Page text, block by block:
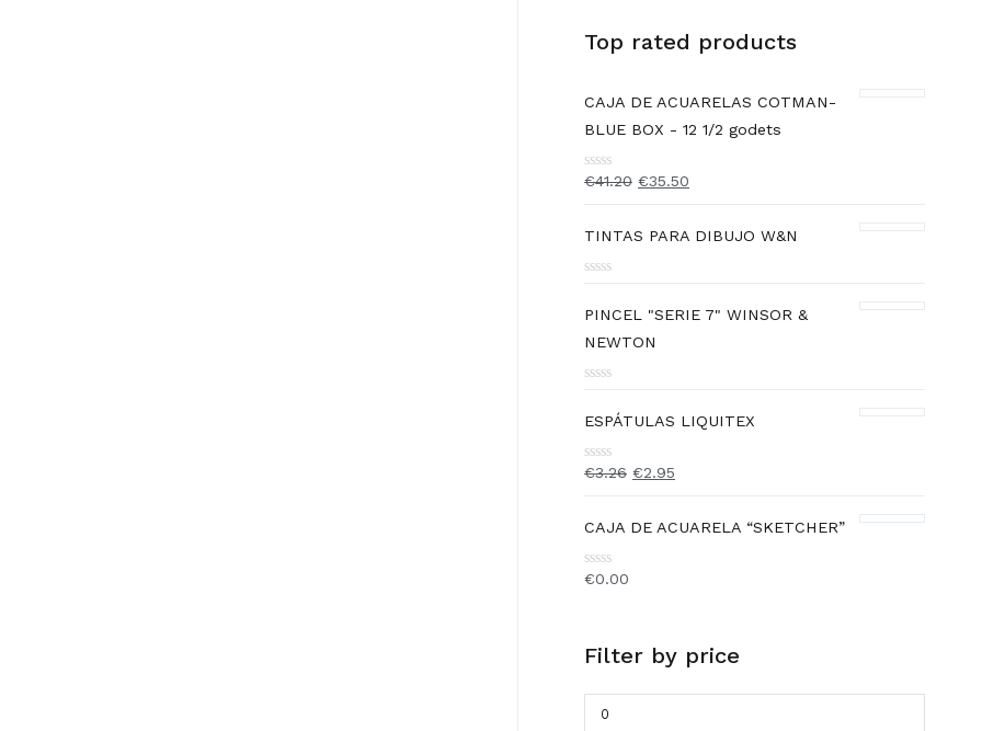
Top rated products
CAJA DE ACUARELAS COTMAN-
BLUE BOX - 12 1/2 godets
Rated
of
5
€41.20 €35.50
TINTAS PARA DIBUJO W&N
out
of
5
PINCEL "SERIE 7" WINSOR &
NEWTON
out
5
ESPÁTULAS LIQUITEX
Rated
of
5
€3.26 €2.95
CAJA DE ACUARELA “SKETCHER”
Rated
€0.00
Filter by price